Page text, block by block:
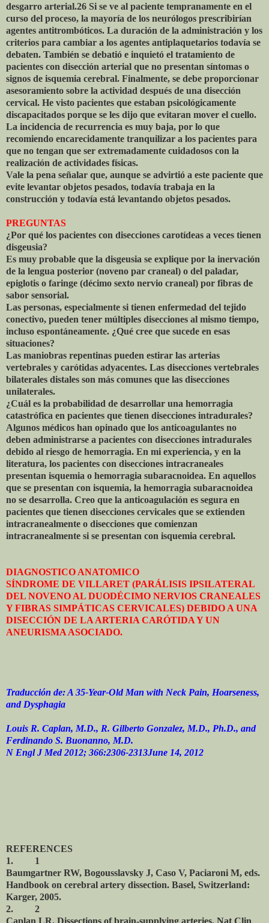
desgarro arterial.26 Si se ve al paciente tempranamente en el
curso del proceso, la mayoría de los neurólogos prescribirían
agentes antitrombóticos. La duración de la administración y los
criterios para cambiar a los agentes antiplaquetarios todavía se
debaten. También se debatió e inquietó el tratamiento de
pacientes con disección arterial que no presentan síntomas o
signos de isquemia cerebral. Finalmente, se debe proporcionar
asesoramiento sobre la actividad después de una disección
cervical. He visto pacientes que estaban psicológicamente
discapacitados porque se les dijo que evitaran mover el cuello.
La incidencia de recurrencia es muy baja, por lo que
recomiendo encarecidamente tranquilizar a los pacientes para
que no tengan que ser extremadamente cuidadosos con la
realización de actividades físicas.
Vale la pena señalar que, aunque se advirtió a este paciente que
evite levantar objetos pesados, todavía trabaja en la
construcción y todavía está levantando objetos pesados.
PREGUNTAS
¿Por qué los pacientes con disecciones carotídeas a veces tienen
disgeusia?
Es muy probable que la disgeusia se explique por la inervación
de la lengua posterior (noveno par craneal) o del paladar,
epiglotis o faringe (décimo sexto nervio craneal) por fibras de
sabor sensorial.
Las personas, especialmente si tienen enfermedad del tejido
conectivo, pueden tener múltiples disecciones al mismo tiempo,
incluso espontáneamente. ¿Qué cree que sucede en esas
situaciones?
Las maniobras repentinas pueden estirar las arterias
vertebrales y carótidas adyacentes. Las disecciones vertebrales
bilaterales distales son más comunes que las disecciones
unilaterales.
¿Cuál es la probabilidad de desarrollar una hemorragia
catastrófica en pacientes que tienen disecciones intradurales?
Algunos médicos han opinado que los anticoagulantes no
deben administrarse a pacientes con disecciones intradurales
debido al riesgo de hemorragia. En mi experiencia, y en la
literatura, los pacientes con disecciones intracraneales
presentan isquemia o hemorragia subaracnoidea. En aquellos
que se presentan con isquemia, la hemorragia subaracnoidea
no se desarrolla. Creo que la anticoagulación es segura en
pacientes que tienen disecciones cervicales que se extienden
intracranealmente o disecciones que comienzan
intracranealmente si se presentan con isquemia cerebral.
DIAGNOSTICO ANATOMICO
SÍNDROME DE VILLARET (PARÁLISIS IPSILATERAL
DEL NOVENO AL DUODÉCIMO NERVIOS CRANEALES
Y FIBRAS SIMPÁTICAS CERVICALES) DEBIDO A UNA
DISECCIÓN DE LA ARTERIA CARÓTIDA Y UN
ANEURISMA ASOCIADO.
Traducción de: A 35-Year-Old Man with Neck Pain, Hoarseness,
and Dysphagia
Louis R. Caplan, M.D., R. Gilberto Gonzalez, M.D., Ph.D., and
Ferdinando S. Buonanno, M.D.
N Engl J Med 2012; 366:2306-2313June 14, 2012
REFERENCES
1.
1
Baumgartner RW, Bogousslavsky J, Caso V, Paciaroni M, eds.
Handbook on cerebral artery dissection. Basel, Switzerland:
Karger, 2005.
2.
2
Caplan LR. Dissections of brain-supplying arteries. Nat Clin